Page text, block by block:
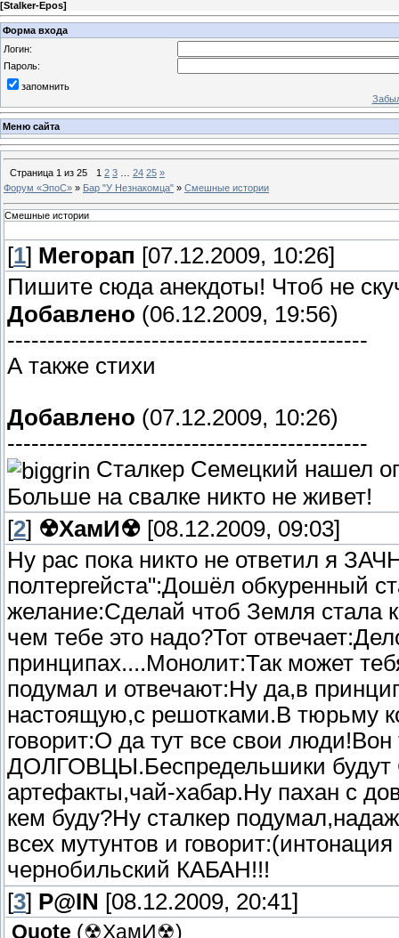
[Stalker-Epos]
Форма входа
Логин:
Пароль:
запомнить
Меню сайта
Страница 1 из 25 1 2 3 24 25 »
Форум «ЭпоС» » Бар "У Незнакомца" » Смешные истории
Смешные истории
[1] Мегорап [07.12.2009, 10:26]
Пишите сюда анекдоты! Чтоб не
Добавлено (06.12.2009, 19:56)
---------------------------------------------
А также стихи
Добавлено (07.12.2009, 10:26)
---------------------------------------------
Сталкер Семецкий нашел
Больше на свалке никто не живет!
[2] ☢ХамИ☢ [08.12.2009, 09:03]
Ну рас пока никто не ответил я
полтергейста":Дошёл обкуренный
желание:Сделай чтоб Земля стала
чем тебе это надо?Тот
принципах....Монолит:Так может
подумал и отвечают:Ну да,в
настоящую,с решотками.В тюрьму
говорит:О да тут все свои
ДОЛГОВЦЫ.Беспредельшики
артефакты,чай-хабар.Ну пахан с
кем буду?Ну сталкер
всех мутунтов и
чернобильский КАБАН!!!
[3] P@IN [08.12.2009, 20:41]
Quote (☢ХамИ☢)